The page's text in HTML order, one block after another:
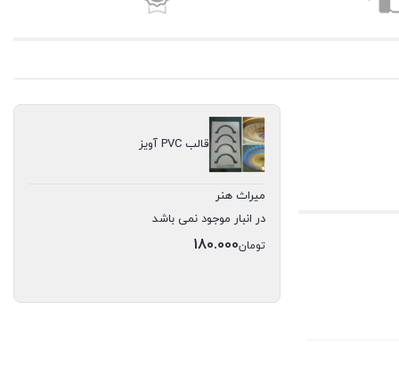
قالب PVC آویز
میراث هنر
در انبار موجود نمی باشد
تومان180.000